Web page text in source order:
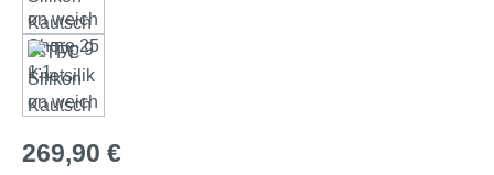
Regulärer Preis:
269,90 €